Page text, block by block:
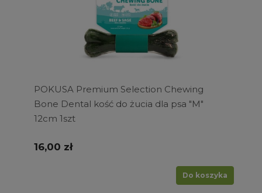
POKUSA Premium Selection Chewing
Bone Dental kość do żucia dla psa "M"
12cm 1szt
16,00 zł
Do koszyka